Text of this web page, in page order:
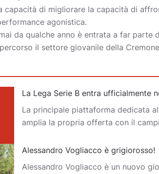
capacità di migliorare la capacità di
agonistica.
da qualche anno è entrata a far parte
il settore giovanile della
La Lega Serie B entra ufficialmente
La principale piattaforma dedicata
amplia la propria offerta con il
Alessandro Vogliacco è grigiorosso!
Alessandro Vogliacco è un nuovo